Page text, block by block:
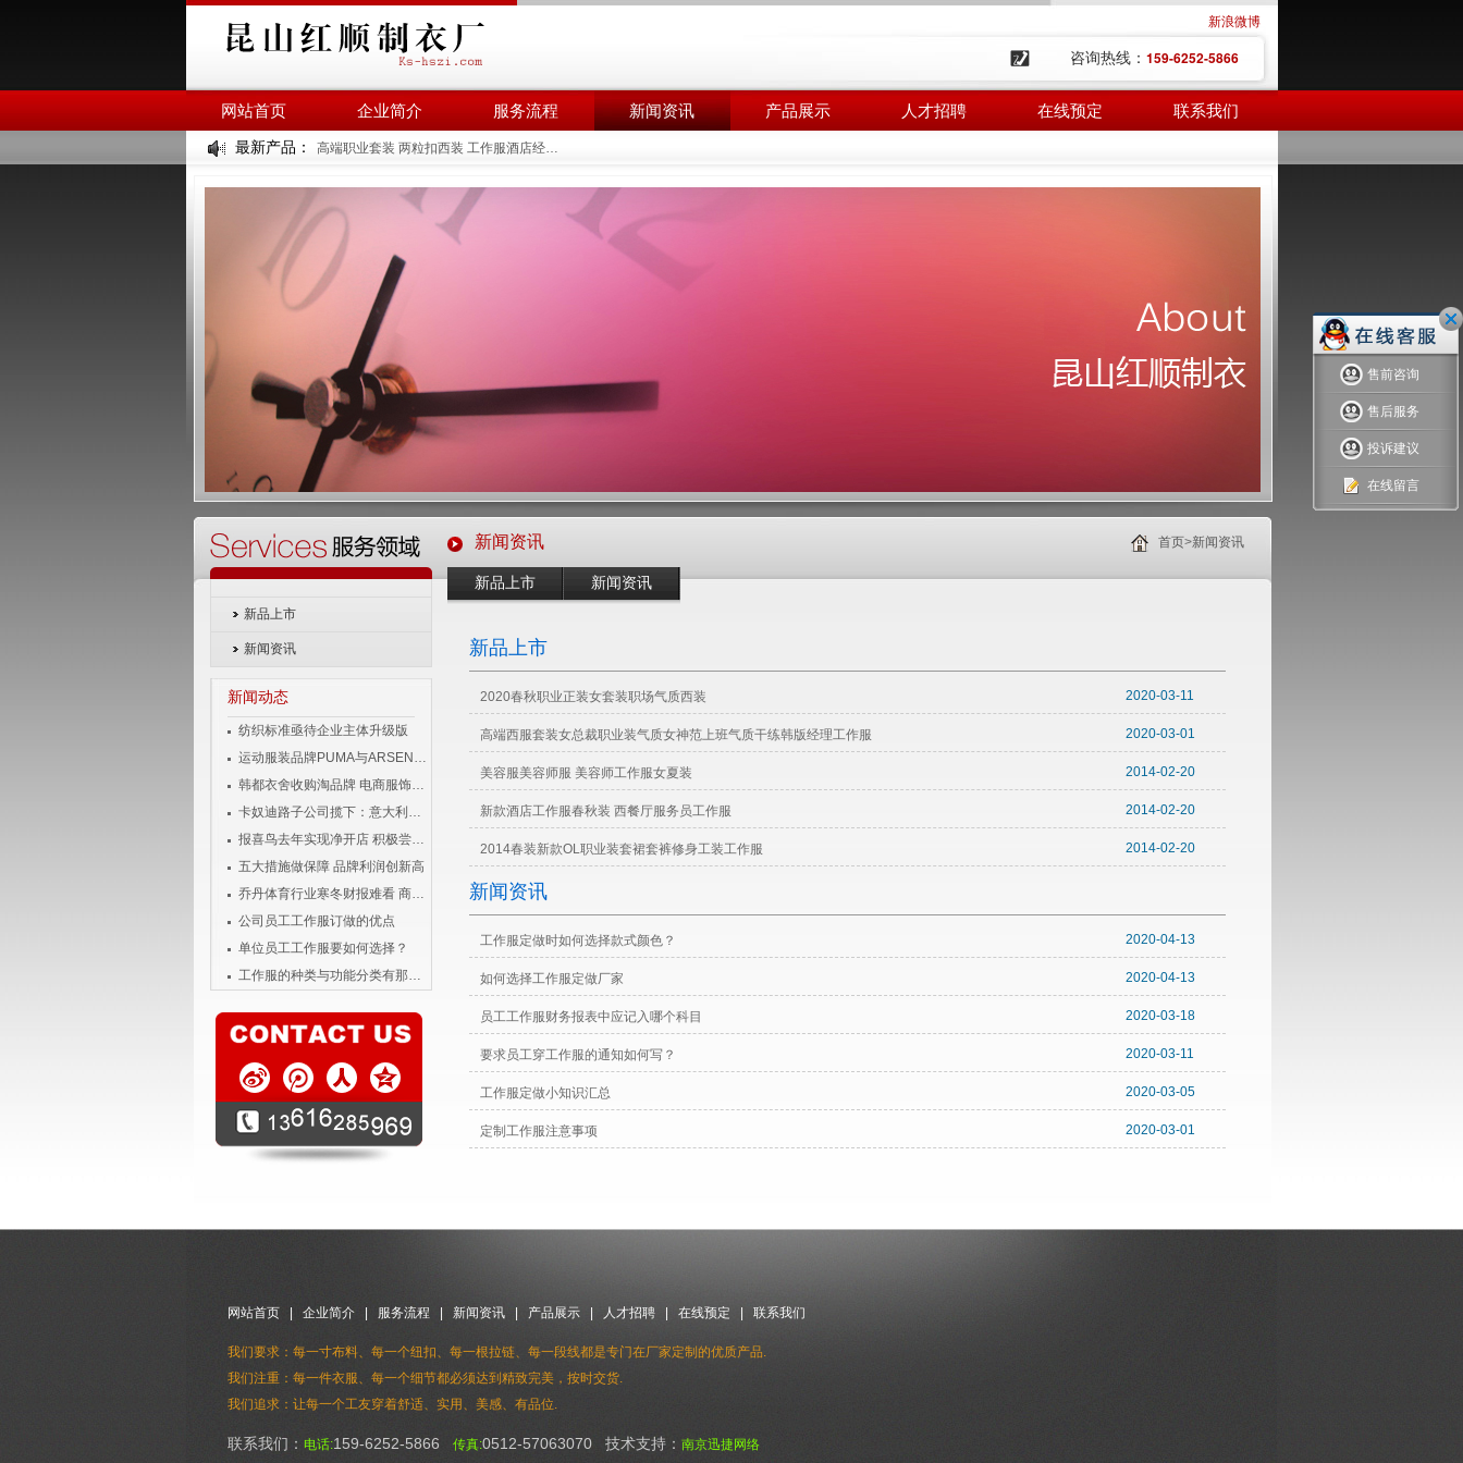
新浪微博
咨询热线： 159-6252-5866
网站首页 企业简介 服务流程 新闻资讯 产品展示 人才招聘 在线预定 联系我们
最新产品： 高端职业套装 两粒扣西装 工作服酒店经理工装
新品上市
新闻资讯
新闻动态
纺织标准亟待企业主体升级版
运动服装品牌PUMA与ARSENAL宣布长期合作伙伴关系
韩都衣舍收购淘品牌 电商服饰企业变身投资者
卡奴迪路子公司揽下：意大利品牌男装独家经营权
报喜鸟去年实现净开店 积极尝试移动互联
五大措施做保障 品牌利润创新高
乔丹体育行业寒冬财报难看 商标侵权成风险
公司员工工作服订做的优点
单位员工工作服要如何选择？
工作服的种类与功能分类有那些？
首页>新闻资讯
新闻资讯
新品上市 新闻资讯
新品上市
2020春秋职业正装女套装职场气质西装 2020-03-11
高端西服套装女总裁职业装气质女神范上班气质干练韩版经理工作服 2020-03-01
美容服美容师服 美容师工作服女夏装 2014-02-20
新款酒店工作服春秋装 西餐厅服务员工作服 2014-02-20
2014春装新款OL职业装套裙套裤修身工装工作服 2014-02-20
新闻资讯
工作服定做时如何选择款式颜色？ 2020-04-13
如何选择工作服定做厂家 2020-04-13
员工工作服财务报表中应记入哪个科目 2020-03-18
要求员工穿工作服的通知如何写？ 2020-03-11
工作服定做小知识汇总 2020-03-05
定制工作服注意事项 2020-03-01
网站首页 企业简介 服务流程 新闻资讯 产品展示 人才招聘 在线预定 联系我们
我们要求：每一寸布料、每一个纽扣、每一根拉链、每一段线都是专门在厂家定制的优质产品.
我们注重：每一件衣服、每一个细节都必须达到精致完美，按时交货.
我们追求：让每一个工友穿着舒适、实用、美感、有品位.
联系我们： 电话:159-6252-5866 传真:0512-57063070 技术支持： 南京迅捷网络
售前咨询
售后服务
投诉建议
在线留言